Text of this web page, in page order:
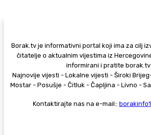
Borak.tv je informativni portal koji ima za cilj
čitatelje o aktualnim vijestima iz
informirani i pratite borak.tv
Najnovije vijesti - Lokalne vijesti - Široki
Mostar - Posušje - Čitluk - Čapljina - Livno -
Kontaktirajte nas na e-mail::